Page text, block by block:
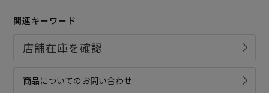
関連キーワード
商品についてのお問い合わせ